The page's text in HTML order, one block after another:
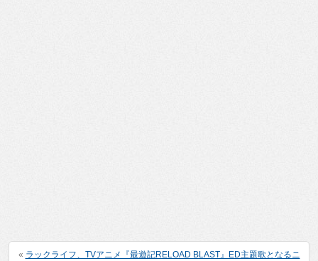
« ラックライフ、TVアニメ『最遊記RELOAD BLAST』ED主題歌となるニ